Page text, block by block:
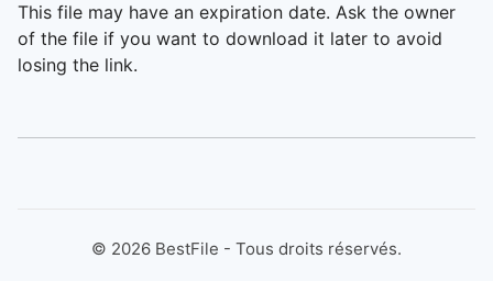
This file may have an expiration date. Ask the owner
of the file if you want to download it later to avoid
losing the link.
© 2026 BestFile - Tous droits réservés.